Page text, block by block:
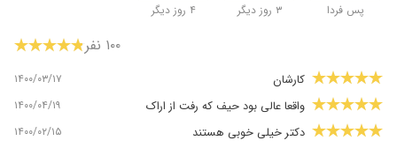
پس فردا ۳ روز دیگر ۴ روز دیگر
۱۰۰ نفر
کارشان ۱۴۰۰/۰۳/۱۷
واقعا عالی بود حیف که رفت از اراک ۱۴۰۰/۰۴/۱۹
دکتر خیلی خوبی هستند ۱۴۰۰/۰۲/۱۵